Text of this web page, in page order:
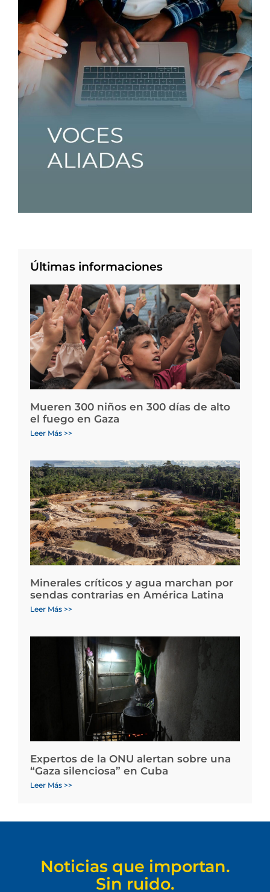
Últimas informaciones
Mueren 300 niños en 300 días de alto
el fuego en Gaza
Leer Más >>
Minerales críticos y agua marchan por
sendas contrarias en América Latina
Leer Más >>
Expertos de la ONU alertan sobre una
“Gaza silenciosa” en Cuba
Leer Más >>
Noticias que importan.
Sin ruido.